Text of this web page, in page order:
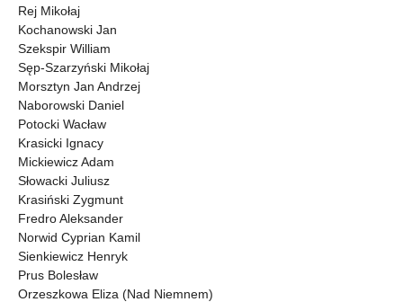
Rej Mikołaj
Kochanowski Jan
Szekspir William
Sęp-Szarzyński Mikołaj
Morsztyn Jan Andrzej
Naborowski Daniel
Potocki Wacław
Krasicki Ignacy
Mickiewicz Adam
Słowacki Juliusz
Krasiński Zygmunt
Fredro Aleksander
Norwid Cyprian Kamil
Sienkiewicz Henryk
Prus Bolesław
Orzeszkowa Eliza (Nad Niemnem)